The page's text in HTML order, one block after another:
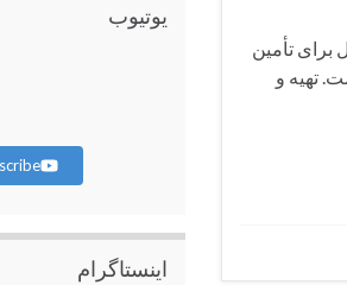
برای تأمین
تهیه و
یوتیوب
اینستاگرام